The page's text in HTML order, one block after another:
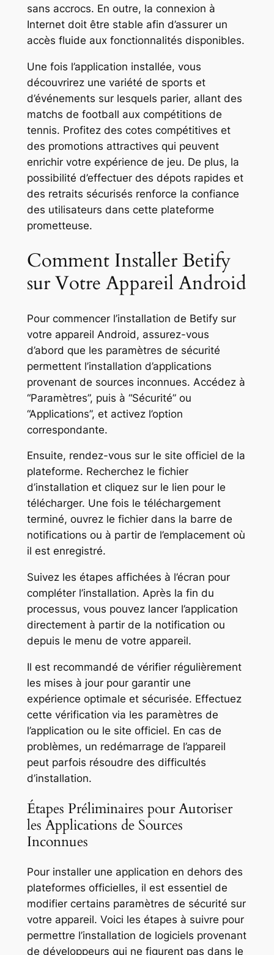
sans accrocs. En outre, la connexion à
Internet doit être stable afin d’assurer un
accès fluide aux fonctionnalités disponibles.
Une fois l’application installée, vous
découvrirez une variété de sports et
d’événements sur lesquels parier, allant des
matchs de football aux compétitions de
tennis. Profitez des cotes compétitives et
des promotions attractives qui peuvent
enrichir votre expérience de jeu. De plus, la
possibilité d’effectuer des dépots rapides et
des retraits sécurisés renforce la confiance
des utilisateurs dans cette plateforme
prometteuse.
Comment Installer Betify
sur Votre Appareil Android
Pour commencer l’installation de Betify sur
votre appareil Android, assurez-vous
d’abord que les paramètres de sécurité
permettent l’installation d’applications
provenant de sources inconnues. Accédez à
“Paramètres”, puis à “Sécurité” ou
“Applications”, et activez l’option
correspondante.
Ensuite, rendez-vous sur le site officiel de la
plateforme. Recherchez le fichier
d’installation et cliquez sur le lien pour le
télécharger. Une fois le téléchargement
terminé, ouvrez le fichier dans la barre de
notifications ou à partir de l’emplacement où
il est enregistré.
Suivez les étapes affichées à l’écran pour
compléter l’installation. Après la fin du
processus, vous pouvez lancer l’application
directement à partir de la notification ou
depuis le menu de votre appareil.
Il est recommandé de vérifier régulièrement
les mises à jour pour garantir une
expérience optimale et sécurisée. Effectuez
cette vérification via les paramètres de
l’application ou le site officiel. En cas de
problèmes, un redémarrage de l’appareil
peut parfois résoudre des difficultés
d’installation.
Étapes Préliminaires pour Autoriser
les Applications de Sources
Inconnues
Pour installer une application en dehors des
plateformes officielles, il est essentiel de
modifier certains paramètres de sécurité sur
votre appareil. Voici les étapes à suivre pour
permettre l’installation de logiciels provenant
de développeurs qui ne figurent pas dans le